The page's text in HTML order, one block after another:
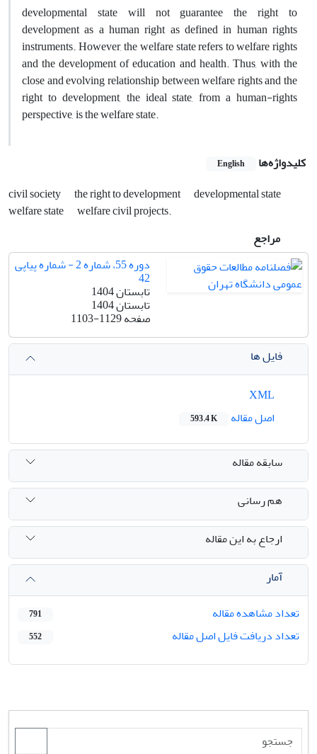
developmental state will not guarantee the right to
development as a human right as defined in human rights
instruments. However, the welfare state refers to welfare rights
and the development of education and health. Thus, with the
close and evolving relationship between welfare rights and the
right to development, the ideal state, from a human-rights
perspective, is the welfare state.
کلیدواژه‌ها English
civil society the right to ‎development ‎developmental state
‎welfare state
welfare civil ‎projects.‎
مراجع
دوره 55، شماره 2 - شماره پیاپی
42
تابستان 1404
تابستان 1404
صفحه1103-1129
فایل ها
اصل مقاله
593.4 K
سابقه مقاله
هم رسانی
ارجاع به این مقاله
آمار
تعداد مشاهده مقاله
791
تعداد دریافت فایل اصل مقاله 552